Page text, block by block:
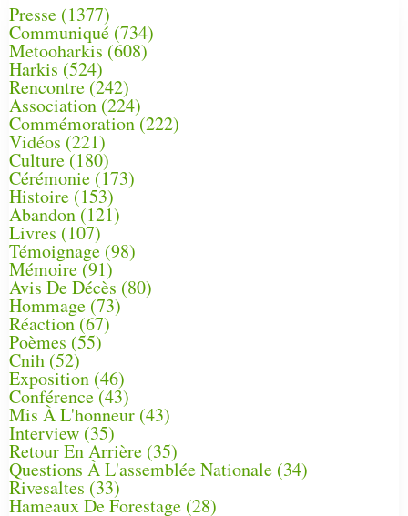
Presse (1377)
Communiqué (734)
Metooharkis (608)
Harkis (524)
Rencontre (242)
Association (224)
Commémoration(222)
Vidéos (221)
Culture(180)
Cérémonie (173)
Histoire (153)
Abandon(121)
Livres (107)
Témoignage (98)
Mémoire (91)
Avis De Décès (80)
Hommage (73)
Réaction(67)
Poèmes (55)
Cnih (52)
Exposition (46)
Conférence(43)
Mis À L'honneur (43)
Interview (35)
Retour En Arrière (35)
Questions À L'assemblée Nationale (34)
Rivesaltes (33)
Hameaux De Forestage (28)